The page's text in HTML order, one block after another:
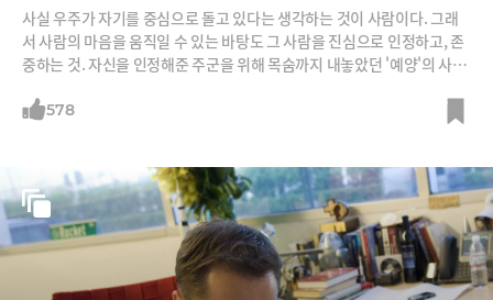
사실 우주가 자기를 중심으로 돌고 있다는 생각하는 것이 사람이다. 그래
서 사람의 마음을 움직일 수 있는 바탕도 그 사람을 진심으로 인정하고, 존
중하는 것. 자신을 인정해준 주군을 위해 목숨까지 내놓았던 '예양'의 사례
578